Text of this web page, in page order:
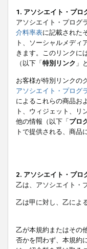
1. アソシエイト・プロ
アソシエイト・プログ
介料率表に記載された
ト、ソーシャルメディ
きます。このリンクに
（以下「特別リンク 」
お客様が特別リンクの
アソシエイト・プログ
によるこれらの商品お
ト、ウィジェット、リ
他の情報（以下「プロ
トで提供される、商品
2. アソシエイト・プロ
乙は、アソシエイト・
乙は甲に対し、乙によ
乙が本規約またはその
否かを問わず、本規約